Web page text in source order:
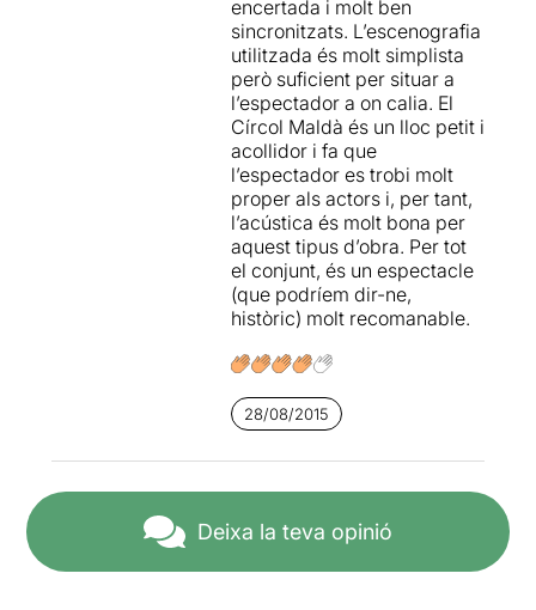
l'estiu això pot estar molt bé.
http://www.blocdenkbrota.bl
ogspot.com.es/
encertada i molt ben
sincronitzats. L’escenografia
utilitzada és molt simplista
però suficient per situar a
l’espectador a on calia. El
Círcol Maldà és un lloc petit i
acollidor i fa que
l’espectador es trobi molt
proper als actors i, per tant,
l’acústica és molt bona per
aquest tipus d’obra. Per tot
el conjunt, és un espectacle
(que podríem dir-ne,
històric) molt recomanable.
28/08/2015
Deixa la teva opinió